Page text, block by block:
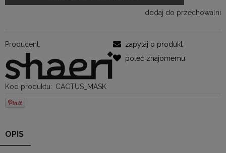
dodaj do przechowalni
Producent:
Kod produktu: CACTUS_MASK
zapytaj o produkt
poleć znajomemu
OPIS